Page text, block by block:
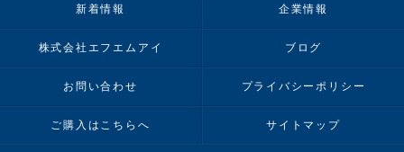
新着情報 企業情報
株式会社エフエムアイ ブログ
お問い合わせ プライバシーポリシー
ご購入はこちらへ サイトマップ